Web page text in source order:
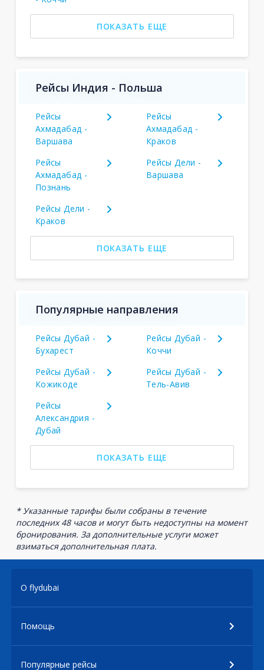
ПОКАЗАТЬ ЕЩЕ
Рейсы Индия - Польша
Рейсы
Ахмадабад -
Варшава
Рейсы
Ахмадабад -
Краков
Рейсы
Ахмадабад -
Познань
Рейсы Дели -
Варшава
Рейсы Дели -
Краков
ПОКАЗАТЬ ЕЩЕ
Популярные направления
Рейсы Дубай -
Бухарест
Рейсы Дубай -
Коччи
Рейсы Дубай -
Кожикоде
Рейсы Дубай -
Тель-Авив
Рейсы
Александрия -
Дубай
ПОКАЗАТЬ ЕЩЕ
* Указанные тарифы были собраны в течение
последних 48 часов и могут быть недоступны на момент
бронирования. За дополнительные услуги может
взиматься дополнительная плата.
О flydubai
Помощь
Популярные рейсы